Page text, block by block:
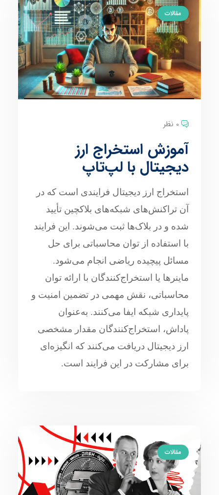
مقالات
0 نظر
آموزش استخراج ارز
دیجیتال با لپ‌تاپ
استخراج ارز دیجیتال فرایندی است که در
آن تراکنش‌های شبکه‌های بلاکچین تأیید
شده و در بلاک‌ها ثبت می‌شوند. این فرایند
با استفاده از توان محاسباتی برای حل
مسائل پیچیده ریاضی انجام می‌شود.
ماینرها یا استخراج‌کنندگان با ارائه توان
محاسباتی، نقش مهمی در تضمین امنیت و
پایداری شبکه ایفا می‌کنند. به‌عنوان
پاداش، استخراج‌کنندگان مقدار مشخصی
ارز دیجیتال دریافت می‌کنند که انگیزه‌ای
برای مشارکت در این فرایند است.
مقالات